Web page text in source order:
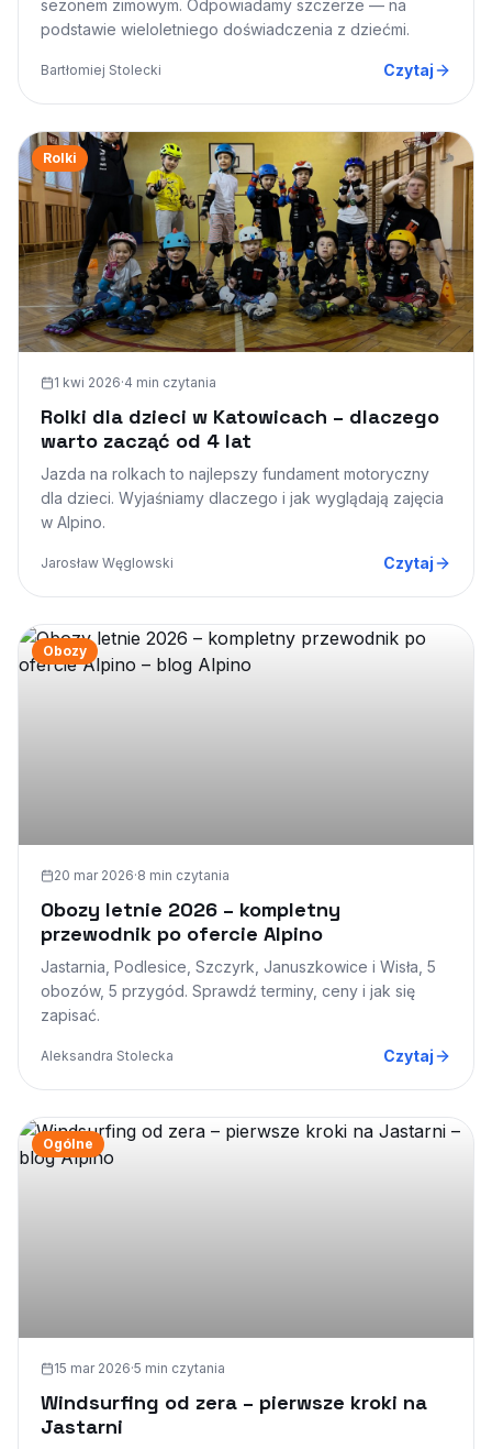
sezonem zimowym. Odpowiadamy szczerze — na
podstawie wieloletniego doświadczenia z dziećmi.
Bartłomiej Stolecki Czytaj
Rolki
1 kwi 2026·4 min czytania
Rolki dla dzieci w Katowicach – dlaczego
warto zacząć od 4 lat
Jazda na rolkach to najlepszy fundament motoryczny
dla dzieci. Wyjaśniamy dlaczego i jak wyglądają zajęcia
w Alpino.
Jarosław Węglowski Czytaj
Obozy
20 mar 2026·8 min czytania
Obozy letnie 2026 – kompletny
przewodnik po ofercie Alpino
Jastarnia, Podlesice, Szczyrk, Januszkowice i Wisła, 5
obozów, 5 przygód. Sprawdź terminy, ceny i jak się
zapisać.
Aleksandra Stolecka Czytaj
Ogólne
15 mar 2026·5 min czytania
Windsurfing od zera – pierwsze kroki na
Jastarni